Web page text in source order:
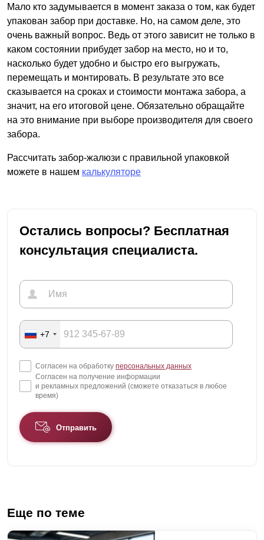
Мало кто задумывается в момент заказа о том, как будет
упакован забор при доставке. Но, на самом деле, это
очень важный вопрос. Ведь от этого зависит не только в
каком состоянии прибудет забор на место, но и то,
насколько будет удобно и быстро его выгружать,
перемещать и монтировать. В результате это все
сказывается на сроках и стоимости монтажа забора, а
значит, на его итоговой цене. Обязательно обращайте
на это внимание при выборе производителя для своего
забора.
Рассчитать забор-жалюзи с правильной упаковкой
можете в нашем калькуляторе
Остались вопросы? Бесплатная
консультация специалиста.
+7
Согласен на обработку персональных данных
Согласен на получение информации
и рекламных предложений (сможете отказаться в любое
время)
Отправить
Еще по теме